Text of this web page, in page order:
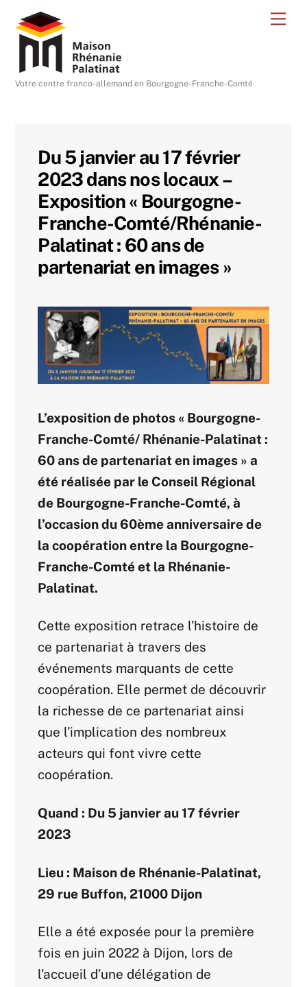
content
Votre centre franco-allemand en Bourgogne-Franche-Comté
Du 5 janvier au 17 février
2023 dans nos locaux –
Exposition « Bourgogne-
Franche-Comté/Rhénanie-
Palatinat : 60 ans de
partenariat en images »
L’exposition de photos « Bourgogne-
Franche-Comté/ Rhénanie-Palatinat :
60 ans de partenariat en images » a
été réalisée par le Conseil Régional
de Bourgogne-Franche-Comté, à
l’occasion du 60ème anniversaire de
la coopération entre la Bourgogne-
Franche-Comté et la Rhénanie-
Palatinat.
Cette exposition retrace l’histoire de
ce partenariat à travers des
événements marquants de cette
coopération. Elle permet de découvrir
la richesse de ce partenariat ainsi
que l’implication des nombreux
acteurs qui font vivre cette
coopération.
Quand : Du 5 janvier au 17 février
2023
Lieu : Maison de Rhénanie-Palatinat,
29 rue Buffon, 21000 Dijon
Elle a été exposée pour la première
fois en juin 2022 à Dijon, lors de
l’accueil d’une délégation de